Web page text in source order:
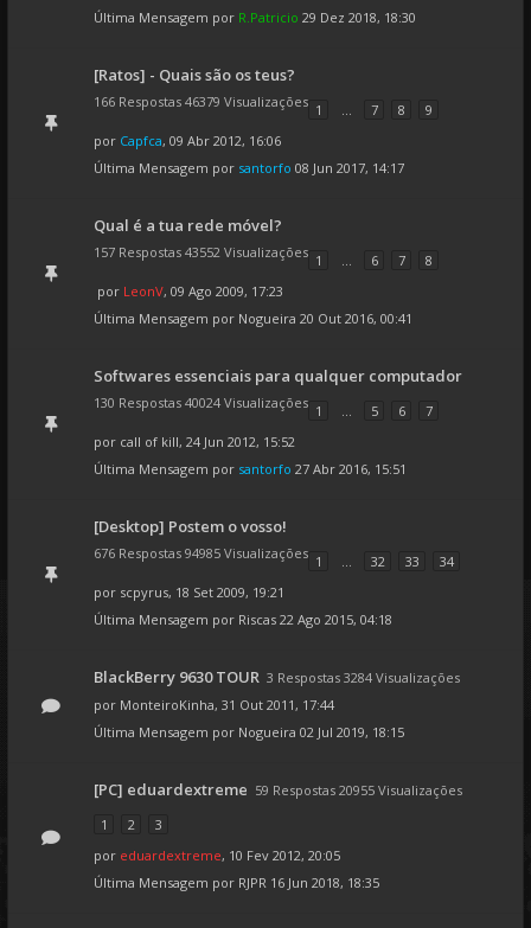
Última Mensagem por R.Patricio 29 Dez 2018, 18:30
[Ratos] - Quais são os teus?
166 Respostas 46379 Visualizações 1 ... 7 8
9
por Capfca, 09 Abr 2012, 16:06
Última Mensagem por santorfo 08 Jun 2017, 14:17
Qual é a tua rede móvel?
157 Respostas 43552 Visualizações 1 ... 6 7
8
por LeonV, 09 Ago 2009, 17:23
Última Mensagem por Nogueira 20 Out 2016, 00:41
Softwares essenciais para qualquer computador
130 Respostas 40024 Visualizações 1 ... 5 6
7
por call of kill, 24 Jun 2012, 15:52
Última Mensagem por santorfo 27 Abr 2016, 15:51
[Desktop] Postem o vosso!
676 Respostas 94985 Visualizações 1 ... 32 33
34
por scpyrus, 18 Set 2009, 19:21
Última Mensagem por Riscas 22 Ago 2015, 04:18
BlackBerry 9630 TOUR 3 Respostas 3284 Visualizações
por MonteiroKinha, 31 Out 2011, 17:44
Última Mensagem por Nogueira 02 Jul 2019, 18:15
[PC] eduardextreme 59 Respostas 20955 Visualizações
1
2
3
por eduardextreme, 10 Fev 2012, 20:05
Última Mensagem por RJPR 16 Jun 2018, 18:35